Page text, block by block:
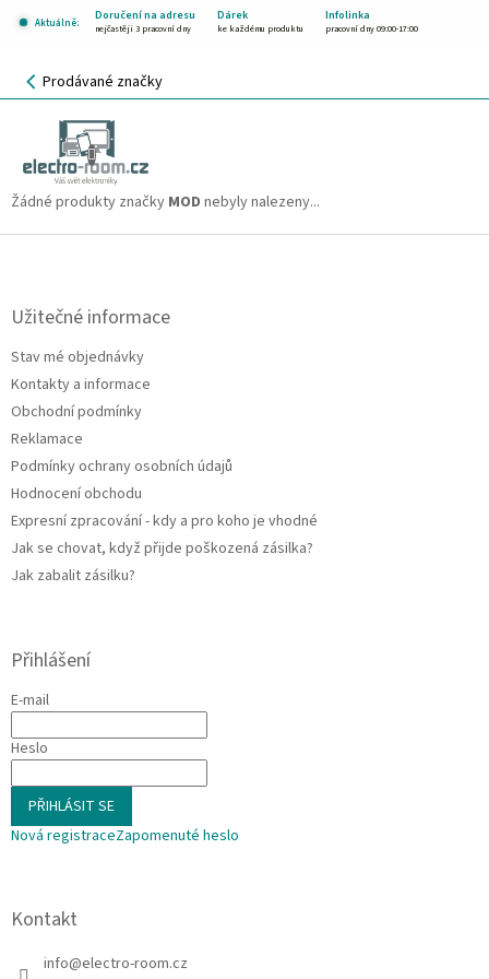
Aktuálně:
Doručení na adresu Dárek Infolinka
nejčastěji 3 pracovní dny ke každému produktu pracovní dny 09:00-17:00
NÁKUPNÍ
KOŠÍK
Prodávané značky
MOD
Žádné produkty značky MOD nebyly nalezeny...
Z
Užitečné informace
Stav mé objednávky
Kontakty a informace
Obchodní podmínky
Reklamace
Podmínky ochrany osobních údajů
Hodnocení obchodu
Expresní zpracování - kdy a pro koho je vhodné
Jak se chovat, když přijde poškozená zásilka?
Jak zabalit zásilku?
Přihlášení
E-mail
Heslo
PŘIHLÁSIT SE
Nová registraceZapomenuté heslo
Kontakt
info@electro-room.cz